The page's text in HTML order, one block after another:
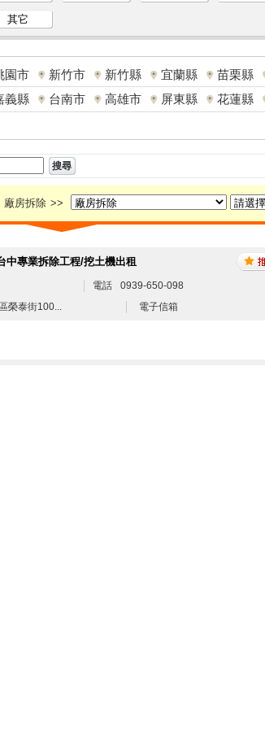
其它
園市 新竹市 新竹縣 宜蘭縣 苗栗縣
義縣 台南市 高雄市 屏東縣 花蓮縣
廠房拆除 >>
中專業拆除工程/挖土機出租
電話 0939-650-098
榮泰街100... 電子信箱